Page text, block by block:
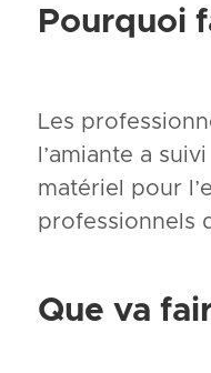
Pourquoi
Les
l’amiante a
matériel pour
professionnels
Que va